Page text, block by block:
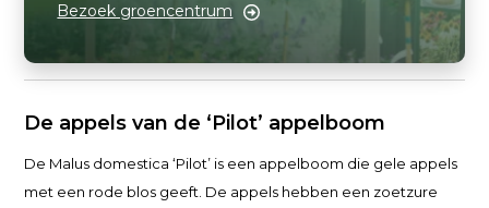
Bezoek groencentrum
De appels van de ‘Pilot’ appelboom
De Malus domestica ‘Pilot’ is een appelboom die gele appels
met een rode blos geeft. De appels hebben een zoetzure